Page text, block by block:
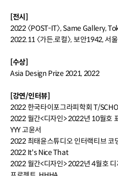
[전시]
2022 〈POST-IT〉, Same Gallery,
2022.11 〈가든.로컬〉, 보안1942, 서울
[수상]
Asia Design Prize 2021, 2022
[강연/인터뷰]
2022 한국타이포그라피학회 T/
2022 월간<디자인> 2022년 10월호
YYY 고윤서
2022 최태윤스튜디오 인터랙티브 코
2022 It's Nice That
2022 월간<디자인> 2022년 4월호